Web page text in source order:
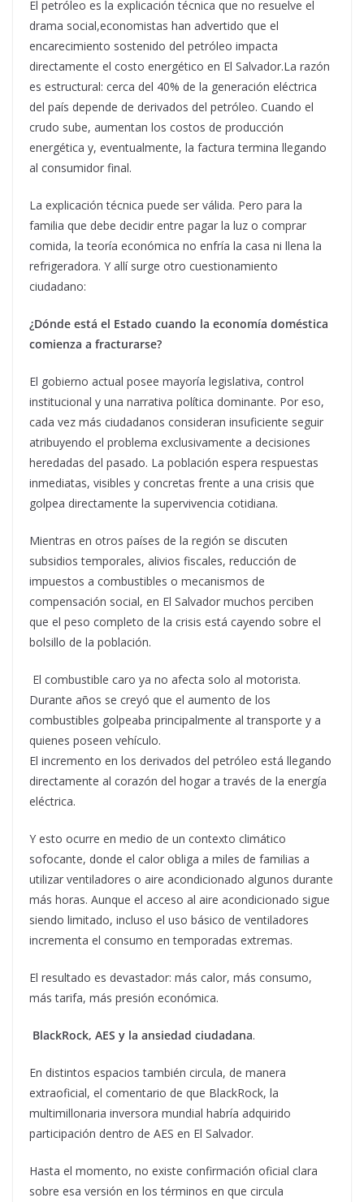
El petróleo es la explicación técnica que no resuelve el
drama social,economistas han advertido que el
encarecimiento sostenido del petróleo impacta
directamente el costo energético en El Salvador.La razón
es estructural: cerca del 40% de la generación eléctrica
del país depende de derivados del petróleo. Cuando el
crudo sube, aumentan los costos de producción
energética y, eventualmente, la factura termina llegando
al consumidor final.
La explicación técnica puede ser válida. Pero para la
familia que debe decidir entre pagar la luz o comprar
comida, la teoría económica no enfría la casa ni llena la
refrigeradora. Y allí surge otro cuestionamiento
ciudadano:
¿Dónde está el Estado cuando la economía doméstica
comienza a fracturarse?
El gobierno actual posee mayoría legislativa, control
institucional y una narrativa política dominante. Por eso,
cada vez más ciudadanos consideran insuficiente seguir
atribuyendo el problema exclusivamente a decisiones
heredadas del pasado. La población espera respuestas
inmediatas, visibles y concretas frente a una crisis que
golpea directamente la supervivencia cotidiana.
Mientras en otros países de la región se discuten
subsidios temporales, alivios fiscales, reducción de
impuestos a combustibles o mecanismos de
compensación social, en El Salvador muchos perciben
que el peso completo de la crisis está cayendo sobre el
bolsillo de la población.
El combustible caro ya no afecta solo al motorista.
Durante años se creyó que el aumento de los
combustibles golpeaba principalmente al transporte y a
quienes poseen vehículo.
El incremento en los derivados del petróleo está llegando
directamente al corazón del hogar a través de la energía
eléctrica.
Y esto ocurre en medio de un contexto climático
sofocante, donde el calor obliga a miles de familias a
utilizar ventiladores o aire acondicionado algunos durante
más horas. Aunque el acceso al aire acondicionado sigue
siendo limitado, incluso el uso básico de ventiladores
incrementa el consumo en temporadas extremas.
El resultado es devastador: más calor, más consumo,
más tarifa, más presión económica.
BlackRock, AES y la ansiedad ciudadana.
En distintos espacios también circula, de manera
extraoficial, el comentario de que BlackRock, la
multimillonaria inversora mundial habría adquirido
participación dentro de AES en El Salvador.
Hasta el momento, no existe confirmación oficial clara
sobre esa versión en los términos en que circula